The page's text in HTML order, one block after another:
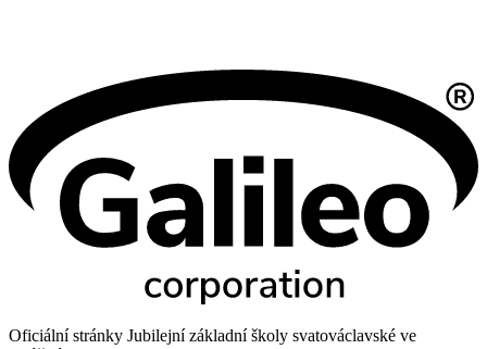
Oficiální stránky Jubilejní základní školy svatováclavské ve